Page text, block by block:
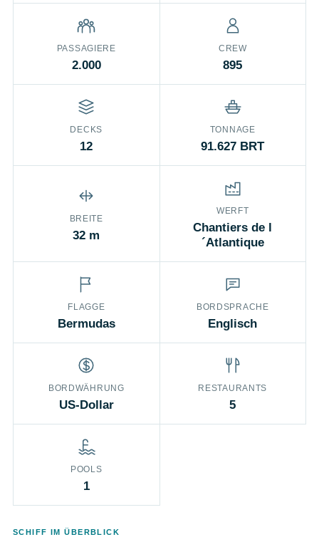
PASSAGIERE
2.000
CREW
895
DECKS
12
TONNAGE
91.627 BRT
BREITE
32 m
WERFT
Chantiers de l
´Atlantique
FLAGGE
Bermudas
BORDSPRACHE
Englisch
BORDWÄHRUNG
US-Dollar
RESTAURANTS
5
POOLS
1
SCHIFF IM ÜBERBLICK